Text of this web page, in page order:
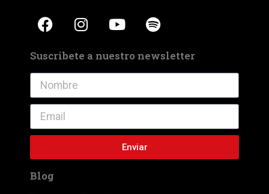
Suscribete a nuestro newsletter
Enviar
Blog